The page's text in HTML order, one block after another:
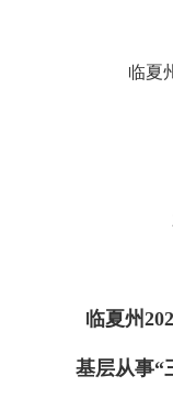
临夏州人
2026年
临夏州
基层从事“